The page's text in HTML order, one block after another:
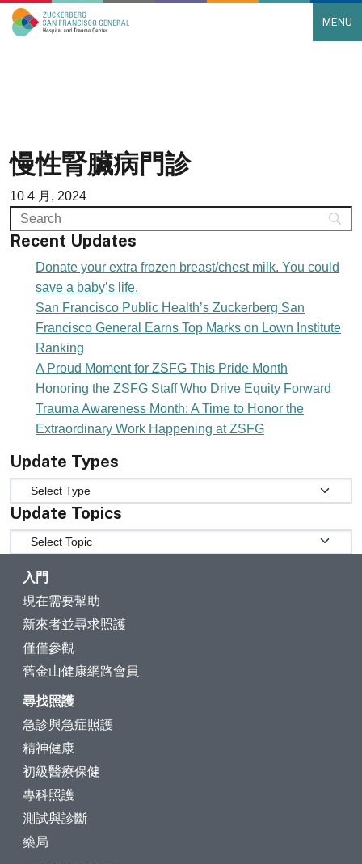
Main Navigation MENU
慢性腎臟病門診
10 4 月, 2024
Recent Updates
Donate your extra frozen breast/chest milk. You could
save a baby’s life.
San Francisco Public Health’s Zuckerberg San
Francisco General Earns Top Marks on Lown Institute
Ranking
A Proud Moment for ZSFG This Pride Month
Honoring the ZSFG Staff Who Drive Equity Forward
Trauma Awareness Month: A Time to Honor the
Extraordinary Work Happening at ZSFG
Update Types
Update Types
Update Topics
Update Topics
入門
現在需要幫助
新來者並尋求照護
僅僅參觀
舊金山健康網路會員
尋找照護
急診與急症照護
精神健康
初級醫療保健
專科照護
測試與診斷
藥局